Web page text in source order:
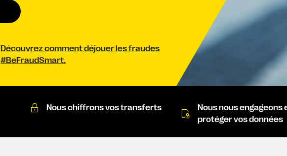
Découvrez comment déjouer les fraudes
#BeFraudSmart.
Nous chiffrons vos transferts
Nous nous engageons
protéger vos données